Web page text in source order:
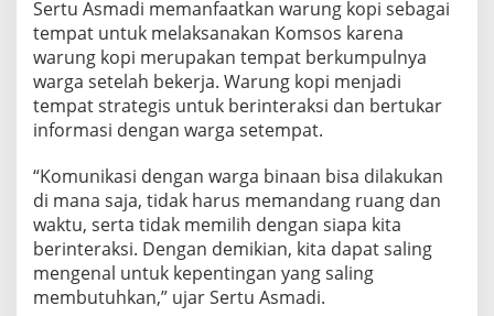
a
n
a
r
g
a
l
a
u
i
K
o
Sertu Asmadi memanfaatkan warung kopi sebagai
tempat untuk melaksanakan Komsos karena
warung kopi merupakan tempat berkumpulnya
warga setelah bekerja. Warung kopi menjadi
tempat strategis untuk berinteraksi dan bertukar
informasi dengan warga setempat.
“Komunikasi dengan warga binaan bisa dilakukan
di mana saja, tidak harus memandang ruang dan
waktu, serta tidak memilih dengan siapa kita
berinteraksi. Dengan demikian, kita dapat saling
mengenal untuk kepentingan yang saling
membutuhkan,” ujar Sertu Asmadi.